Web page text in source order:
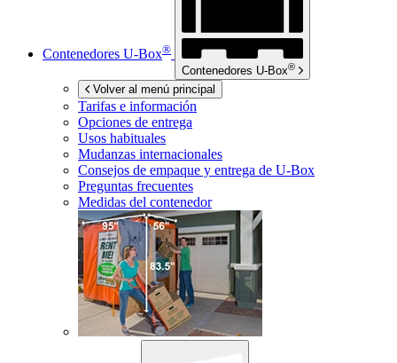
Contenedores U-Box®
Contenedores U-Box®
Volver al menú principal
Tarifas e información
Opciones de entrega
Usos habituales
Mudanzas internacionales
Consejos de empaque y entrega de U-Box
Preguntas frecuentes
Medidas del contenedor